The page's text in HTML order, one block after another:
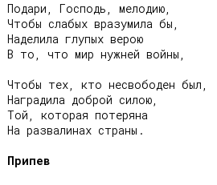
Подари, Господь, мелодию,
Чтобы слабых вразумила бы,
Наделила глупых верою
В то, что мир нужней войны,
Чтобы тех, кто несвободен был,
Наградила доброй силою,
Той, которая потеряна
На развалинах страны.
Припев